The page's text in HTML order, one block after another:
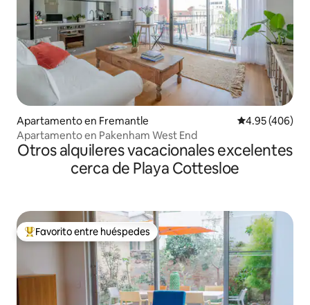
Apartamento en Fremantle Calificación
4.95 (406)
Apartamento en Pakenham West End
Otros alquileres vacacionales excelentes
cerca de Playa Cottesloe
Favorito entre huéspedes preferido
Favorito entre huéspedes